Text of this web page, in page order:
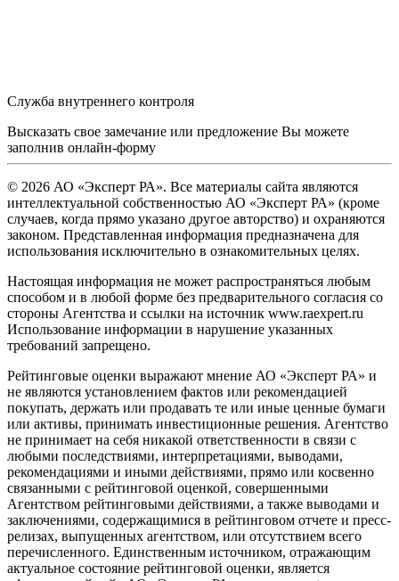
Служба внутреннего контроля
Высказать свое замечание или предложение Вы можете
заполнив онлайн-форму
© 2026 АО «Эксперт РА». Все материалы сайта являются
интеллектуальной собственностью АО «Эксперт РА» (кроме
случаев, когда прямо указано другое авторство) и охраняются
законом. Представленная информация предназначена для
использования исключительно в ознакомительных целях.
Настоящая информация не может распространяться любым
способом и в любой форме без предварительного согласия со
стороны Агентства и ссылки на источник www.raexpert.ru
Использование информации в нарушение указанных
требований запрещено.
Рейтинговые оценки выражают мнение АО «Эксперт РА» и
не являются установлением фактов или рекомендацией
покупать, держать или продавать те или иные ценные бумаги
или активы, принимать инвестиционные решения. Агентство
не принимает на себя никакой ответственности в связи с
любыми последствиями, интерпретациями, выводами,
рекомендациями и иными действиями, прямо или косвенно
связанными с рейтинговой оценкой, совершенными
Агентством рейтинговыми действиями, а также выводами и
заключениями, содержащимися в рейтинговом отчете и пресс-
релизах, выпущенных агентством, или отсутствием всего
перечисленного. Единственным источником, отражающим
актуальное состояние рейтинговой оценки, является